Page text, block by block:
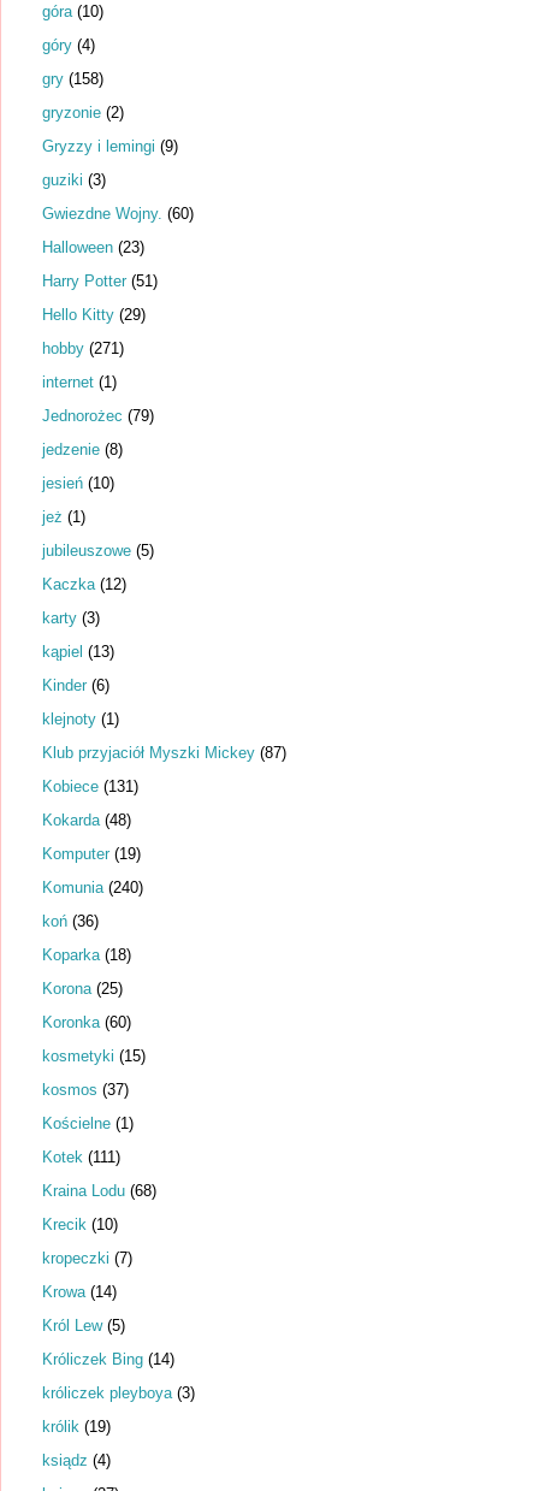
góra (10)
góry (4)
gry (158)
gryzonie (2)
Gryzzy i lemingi (9)
guziki (3)
Gwiezdne Wojny. (60)
Halloween (23)
Harry Potter (51)
Hello Kitty (29)
hobby (271)
internet (1)
Jednorożec (79)
jedzenie (8)
jesień (10)
jeż (1)
jubileuszowe (5)
Kaczka (12)
karty (3)
kąpiel (13)
Kinder (6)
klejnoty (1)
Klub przyjaciół Myszki Mickey (87)
Kobiece (131)
Kokarda (48)
Komputer (19)
Komunia (240)
koń (36)
Koparka (18)
Korona (25)
Koronka (60)
kosmetyki (15)
kosmos (37)
Kościelne (1)
Kotek (111)
Kraina Lodu (68)
Krecik (10)
kropeczki (7)
Krowa (14)
Król Lew (5)
Króliczek Bing (14)
króliczek pleyboya (3)
królik (19)
ksiądz (4)